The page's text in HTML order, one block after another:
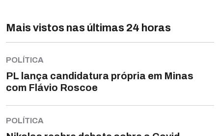
Mais vistos nas últimas 24 horas
POLÍTICA
PL lança candidatura própria em Minas
com Flávio Roscoe
POLÍTICA